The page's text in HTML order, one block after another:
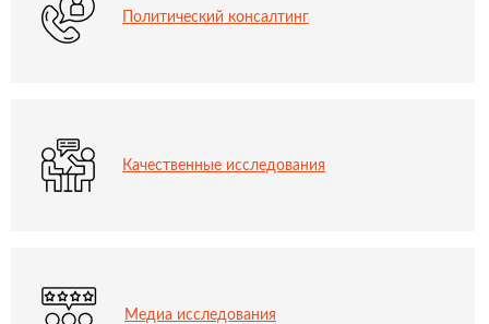
Политический консалтинг
Качественные исследования
Медиа исследования